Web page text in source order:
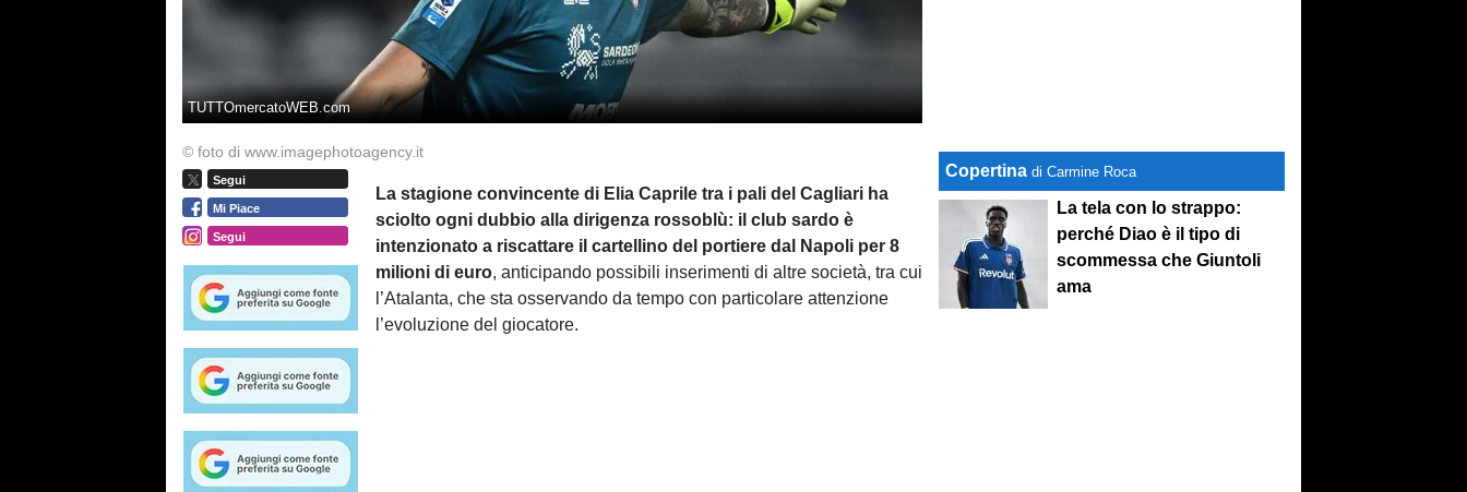
TUTTOmercatoWEB.com
© foto di www.imagephotoagency.it
Segui
Mi Piace
Segui
La stagione convincente di Elia Caprile tra i pali del Cagliari ha
sciolto ogni dubbio alla dirigenza rossoblù: il club sardo è
intenzionato a riscattare il cartellino del portiere dal Napoli per 8
milioni di euro, anticipando possibili inserimenti di altre società, tra cui
l’Atalanta, che sta osservando da tempo con particolare attenzione
l’evoluzione del giocatore.
Copertina di Carmine Roca
La tela con lo strappo:
perché Diao è il tipo di
scommessa che Giuntoli
ama